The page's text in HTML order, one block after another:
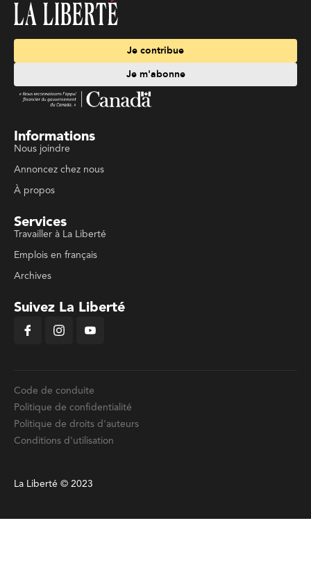
Je contribue
Je m'abonne
Informations
Nous joindre
Annoncez chez nous
À propos
Services
Travailler à La Liberté
Emplois en français
Archives
Suivez La Liberté
Code de conduite
Politique de confidentialité
Politique de droits d'auteurs
Conditions d'utilisation
La Liberté © 2023